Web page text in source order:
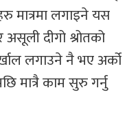
मात्रमा लगाइने यस
दीगो श्रोतको
लगाउने नै भए अर्को
मात्रै काम सुरु गर्नु